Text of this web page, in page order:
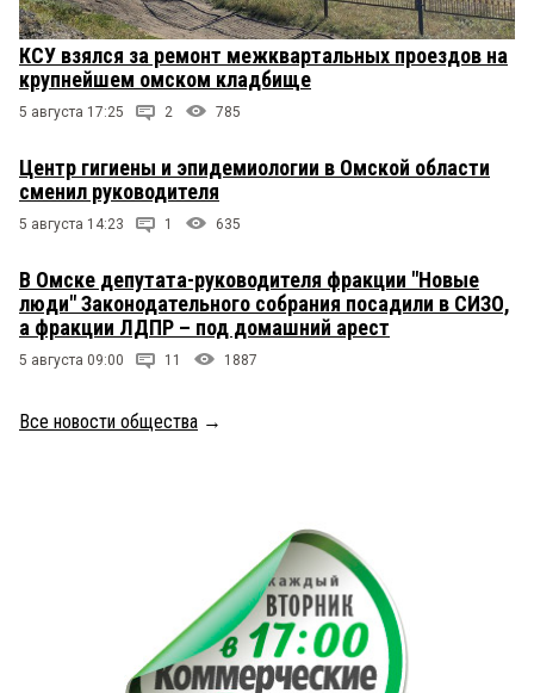
КСУ взялся за ремонт межквартальных проездов на
крупнейшем омском кладбище
5 августа 17:25 2 785
Центр гигиены и эпидемиологии в Омской области
сменил руководителя
5 августа 14:23 1 635
В Омске депутата-руководителя фракции "Новые
люди" Законодательного собрания посадили в СИЗО,
а фракции ЛДПР – под домашний арест
5 августа 09:00 11 1887
Все новости общества →